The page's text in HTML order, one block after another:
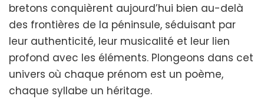
bretons conquièrent aujourd’hui bien au-delà
des frontières de la péninsule, séduisant par
leur authenticité, leur musicalité et leur lien
profond avec les éléments. Plongeons dans cet
univers où chaque prénom est un poème,
chaque syllabe un héritage.